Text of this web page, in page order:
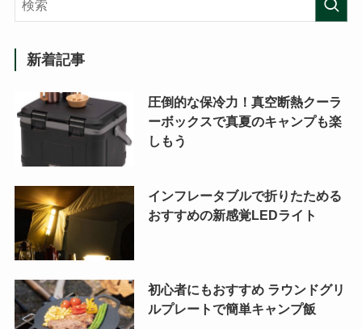
新着記事
圧倒的な保冷力！真空断熱クーラ
ーボックスで真夏のキャンプも楽
しもう
インフレータブルで折りたためる
おすすめの新感覚LEDライト
初心者にもおすすめ ラウンドグリ
ルプレートで簡単キャンプ飯